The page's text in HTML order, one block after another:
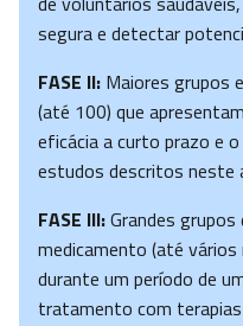
segura e detectar
FASE II: Maiores grupos
(até 100) que
eficácia a curto prazo e
estudos descritos neste
FASE III:Grandes
medicamento (até vários
durante um período de
tratamento com